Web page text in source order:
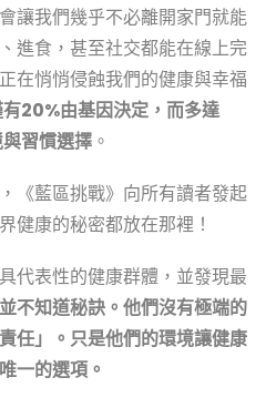
讓我們幾乎不必離開家門就能
進食，甚至社交都能在線上完
在悄悄侵蝕我們的健康與幸福
20%由基因決定，而多達
習慣選擇 。
《藍區挑戰》向所有讀者發起
健康的秘密都放在那裡！
代表性的健康群體，並發現最
不知道秘訣。他們沒有極端的
任」。只是他們的環境讓健康
一的選項。